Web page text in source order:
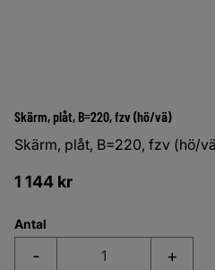
Skärm, plåt, B=220, fzv (hö/vä)
Skärm, plåt, B=220, fzv (hö/
1 144 kr
Antal
+
-